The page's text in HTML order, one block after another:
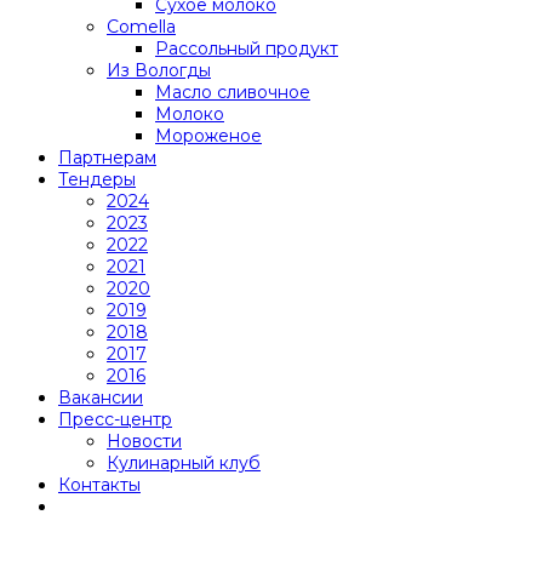
Сухое молоко
Comеlla
Рассольный продукт
Из Вологды
Масло сливочное
Молоко
Мороженое
Партнерам
Тендеры
2024
2023
2022
2021
2020
2019
2018
2017
2016
Вакансии
Пресс-центр
Новости
Кулинарный клуб
Контакты